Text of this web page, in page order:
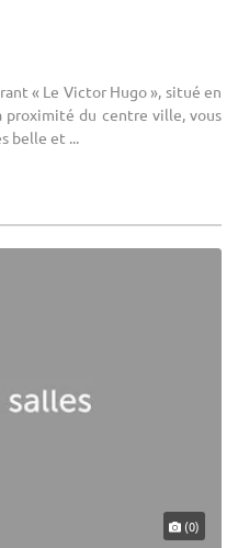
« Le Victor Hugo », situé en
proximité du centre ville, vous
belle et ...
(0)